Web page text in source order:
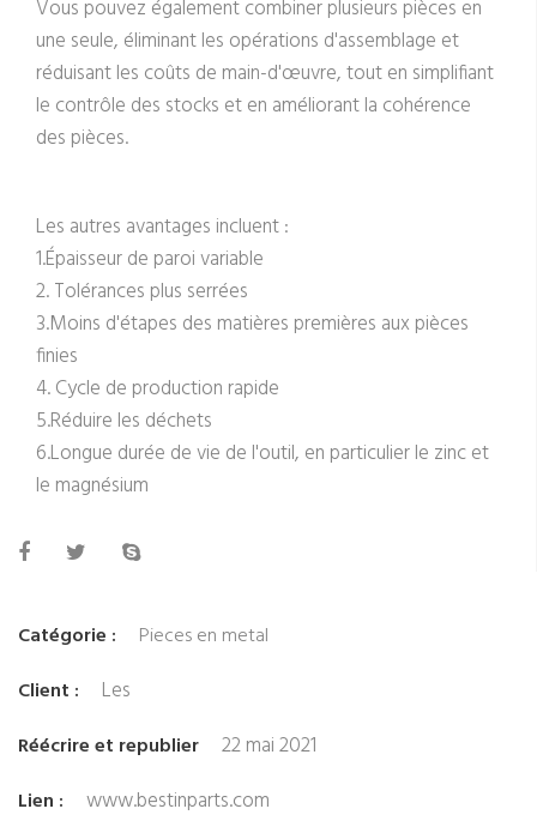
Vous pouvez également combiner plusieurs pièces en
une seule, éliminant les opérations d'assemblage et
réduisant les coûts de main-d'œuvre, tout en simplifiant
le contrôle des stocks et en améliorant la cohérence
des pièces.
Les autres avantages incluent :
1.Épaisseur de paroi variable
2. Tolérances plus serrées
3.Moins d'étapes des matières premières aux pièces
finies
4. Cycle de production rapide
5.Réduire les déchets
6.Longue durée de vie de l'outil, en particulier le zinc et
le magnésium
Catégorie :
Pieces en metal
Client :
Les
Réécrire et republier 22 mai 2021
Lien : www.bestinparts.com